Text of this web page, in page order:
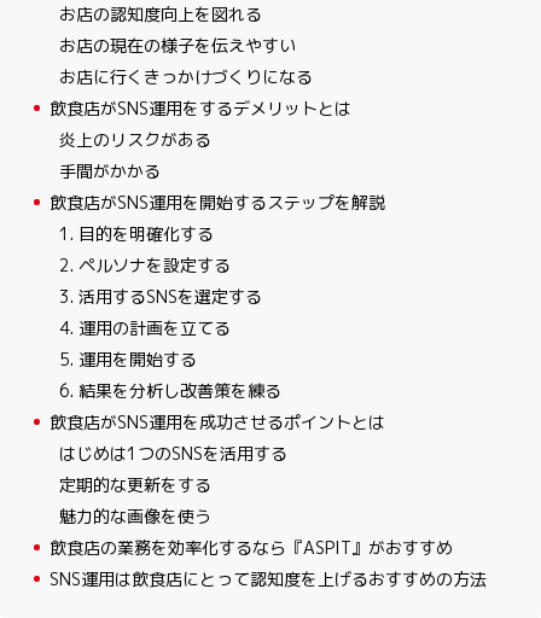
お店の認知度向上を図れる
お店の現在の様子を伝えやすい
お店に行くきっかけづくりになる
3 飲食店がSNS運用をするデメリットとは
炎上のリスクがある
手間がかかる
4 飲食店がSNS運用を開始するステップを解説
1. 目的を明確化する
2. ペルソナを設定する
3. 活用するSNSを選定する
4. 運用の計画を立てる
5. 運用を開始する
6. 結果を分析し改善策を練る
5 飲食店がSNS運用を成功させるポイントとは
はじめは1つのSNSを活用する
定期的な更新をする
魅力的な画像を使う
6 飲食店の業務を効率化するなら『ASPIT』がおすすめ
7 SNS運用は飲食店にとって認知度を上げるおすすめの方法